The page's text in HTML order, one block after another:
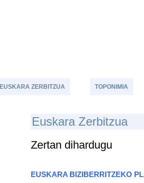
EUSKARA ZERBITZUA TOPONIMIA
EUskara Zerbitzua
Zertan dihardugu
EUSKARA BIZIBERRITZEKO